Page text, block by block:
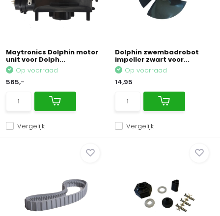
Maytronics Dolphin motor
unit voor Dolph...
Vergelijk
Op voorraad
565,-
Dolphin zwembadrobot
impeller zwart voor...
Vergelijk
Op voorraad
14,95